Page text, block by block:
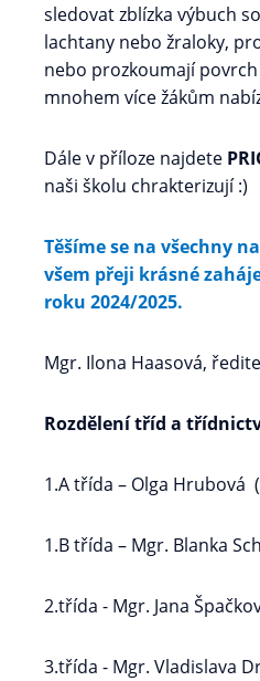
sledovat zblízka výbuch
lachtany nebo žraloky,
nebo prozkoumají
mnohem více žákům
Dále v příloze najdete
naši školu chrakterizují :)
Těšíme se na všechny
všem přeji krásné
roku 2024/2025.
Mgr. Ilona Haasová,
Rozdělení tříd a
1.A třída – Olga Hrubová
1.B třída – Mgr. Blanka
2.třída - Mgr. Jana
3.třída - Mgr. Vladislava